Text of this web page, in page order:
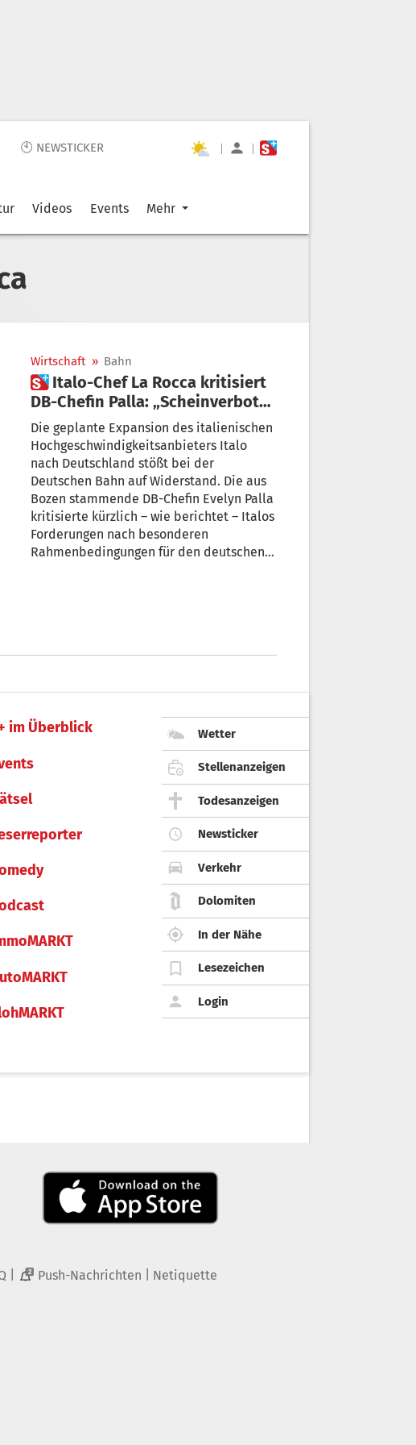
🕙 NEWSTICKER | |
Videos Events Mehr
Wirtschaft » Bahn
 Italo-Chef La Rocca kritisiert
DB-Chefin Palla: „Scheinverbote,
um uns zu stoppen“
Die geplante Expansion des italienischen
Hochgeschwindigkeitsanbieters Italo
nach Deutschland stößt bei der
Deutschen Bahn auf Widerstand. Die aus
Bozen stammende DB-Chefin Evelyn Palla
kritisierte kürzlich – wie berichtet – Italos
Forderungen nach besonderen
Rahmenbedingungen für den deutschen
im Überblick Wetter
Stellenanzeigen
Todesanzeigen
Newsticker
Verkehr
Dolomiten
In der Nähe
Lesezeichen
Login
2 Push-Nachrichten Netiquette